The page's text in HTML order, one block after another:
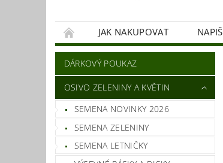
JAK NAKUPOVAT
DÁRKOVÝ POUKAZ
OSIVO ZELENINY A KVĚTIN
SEMENA NOVINKY 2026
SEMENA ZELENINY
SEMENA LETNIČKY